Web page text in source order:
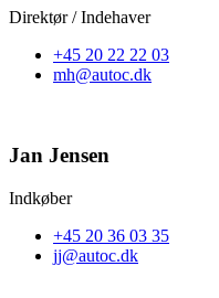
Direktør / Indehaver
+45 20 22 22 03
mh@autoc.dk
Jan Jensen
Indkøber
+45 20 36 03 35
jj@autoc.dk